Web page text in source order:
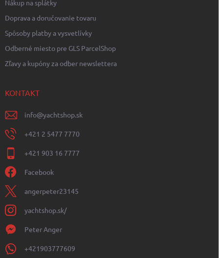
Nákup na splátky
Doprava a doručovanie tovaru
Spôsoby platby a vysvetlívky
Odberné miesto pre GLS ParcelShop
Zľavy a kupóny za odber newslettera
KONTAKT
info@yachtshop.sk
+421 2 5477 7770
+421 903 16 7777
Facebook
angerpeter23145
yachtshop.sk/
Peter Anger
+421903777609